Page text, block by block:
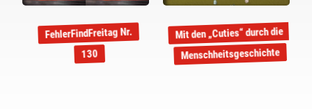
FehlerFindFreitag Nr.
130
Mit den „Cuties“ durch die
Menschheitsgeschichte